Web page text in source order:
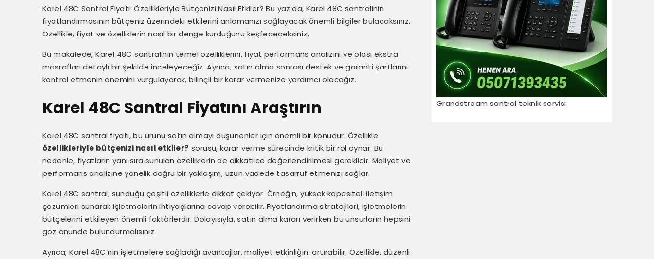
Karel 48C Santral Fiyatı: Özellikleriyle Bütçenizi Nasıl Etkiler? Bu yazıda, Karel 48C santralinin
fiyatlandırmasının bütçeniz üzerindeki etkilerini anlamanızı sağlayacak önemli bilgiler bulacaksınız.
Özellikle, fiyat ve özelliklerin nasıl bir denge kurduğunu keşfedeceksiniz.
Bu makalede, Karel 48C santralinin temel özelliklerini, fiyat performans analizini ve olası ekstra
masrafları detaylı bir şekilde inceleyeceğiz. Ayrıca, satın alma sonrası destek ve garanti şartlarını
kontrol etmenin önemini vurgulayarak, bilinçli bir karar vermenize yardımcı olacağız.
Karel 48C Santral Fiyatını Araştırın
Karel 48C santral fiyatı, bu ürünü satın almayı düşünenler için önemli bir konudur. Özellikle
özellikleriyle bütçenizi nasıl etkiler? sorusu, karar verme sürecinde kritik bir rol oynar. Bu
nedenle, fiyatların yanı sıra sunulan özelliklerin de dikkatlice değerlendirilmesi gereklidir. Maliyet ve
performans analizine yönelik doğru bir yaklaşım, uzun vadede tasarruf etmenizi sağlar.
Karel 48C santral, sunduğu çeşitli özelliklerle dikkat çekiyor. Örneğin, yüksek kapasiteli iletişim
çözümleri sunarak işletmelerin ihtiyaçlarına cevap verebilir. Fiyatlandırma stratejileri, işletmelerin
bütçelerini etkileyen önemli faktörlerdir. Dolayısıyla, satın alma kararı verirken bu unsurların hepsini
göz önünde bulundurmalısınız.
Ayrıca, Karel 48C’nin işletmelere sağladığı avantajlar, maliyet etkinliğini artırabilir. Özellikle, düzenli
Grandstream santral teknik servisi